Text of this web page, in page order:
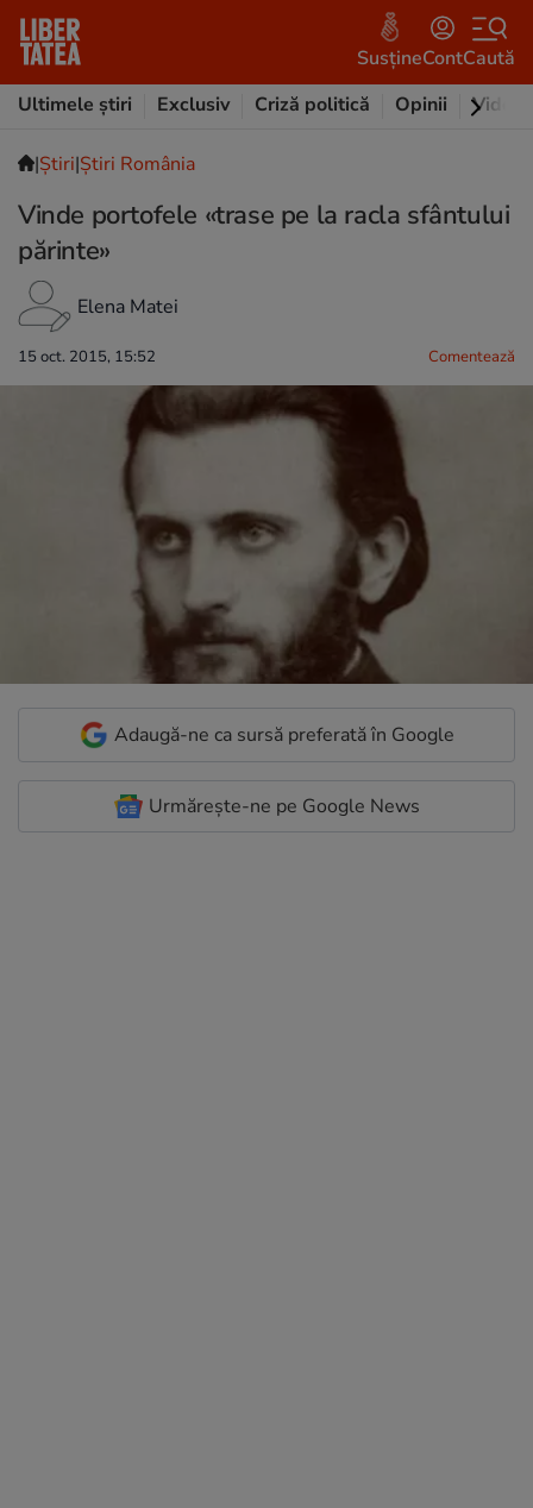
SusțineContCaută
Ultimele știri
Exclusiv Criză politică Opinii Video
|Ştiri|Știri România
Vinde portofele «trase pe la racla sfântului
părinte»
Elena Matei
15 oct. 2015, 15:52 Comentează
Adaugă-ne ca sursă preferată în Google
Urmărește-ne pe Google News